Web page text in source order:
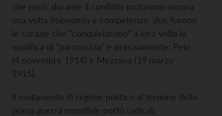
che però, durante il conflitto mutarono ancora
una volta fisionomia e competenze: due furono
le curazie che “conquistarono” a loro volta la
qualifica di “parrocchia” e precisamente: Peio
(4 novembre 1914) e Mezzana (19 marzo
1915).
Il mutamento di regime politico al termine della
prima guerra mondiale portò radicali